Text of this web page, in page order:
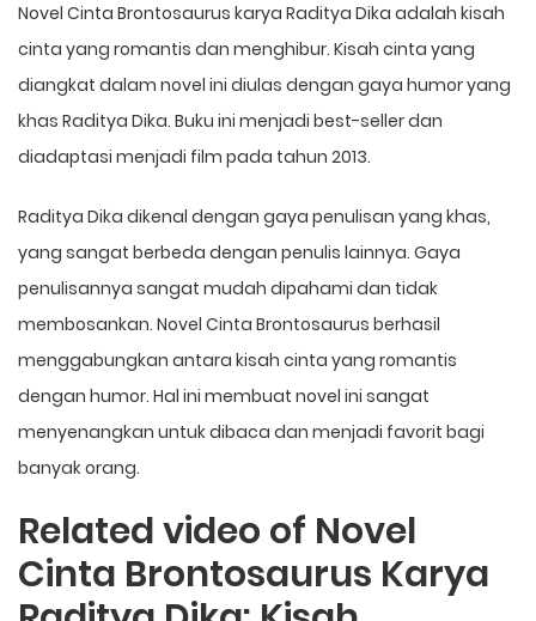
Novel Cinta Brontosaurus karya Raditya Dika adalah kisah
cinta yang romantis dan menghibur. Kisah cinta yang
diangkat dalam novel ini diulas dengan gaya humor yang
khas Raditya Dika. Buku ini menjadi best-seller dan
diadaptasi menjadi film pada tahun 2013.
Raditya Dika dikenal dengan gaya penulisan yang khas,
yang sangat berbeda dengan penulis lainnya. Gaya
penulisannya sangat mudah dipahami dan tidak
membosankan. Novel Cinta Brontosaurus berhasil
menggabungkan antara kisah cinta yang romantis
dengan humor. Hal ini membuat novel ini sangat
menyenangkan untuk dibaca dan menjadi favorit bagi
banyak orang.
Related video of Novel
Cinta Brontosaurus Karya